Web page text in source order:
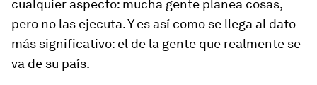
cualquier aspecto: mucha gente planea cosas,
pero no las ejecuta. Y es así como se llega al dato
más significativo: el de la gente que realmente se
va de su país.